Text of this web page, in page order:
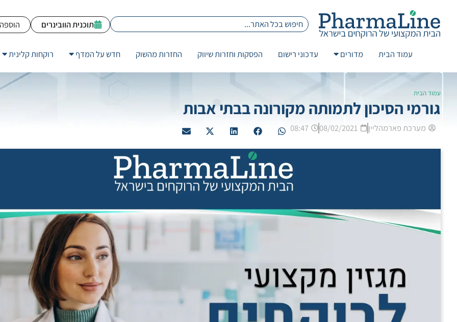
תוכנית הוובינרים
עמוד הבית מדורים עדכוני רישום הפסקות וחזרות שיווק החזרות מהשוק חדש על המדף רוקחות קלינית
עמוד הבית
גורמי הסיכון לתמותה מקורונה בבתי אבות
מערכת פארמהליין 08/02/2021
08:47